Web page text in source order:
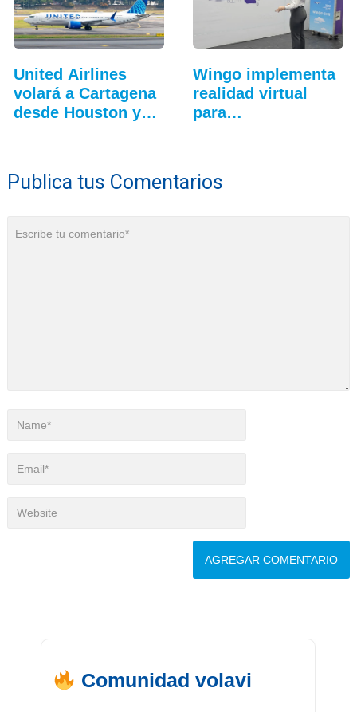
United Airlines
volará a Cartagena
desde Houston y…
Wingo implementa
realidad virtual
para
Publica tus Comentarios
Comunidad volavi